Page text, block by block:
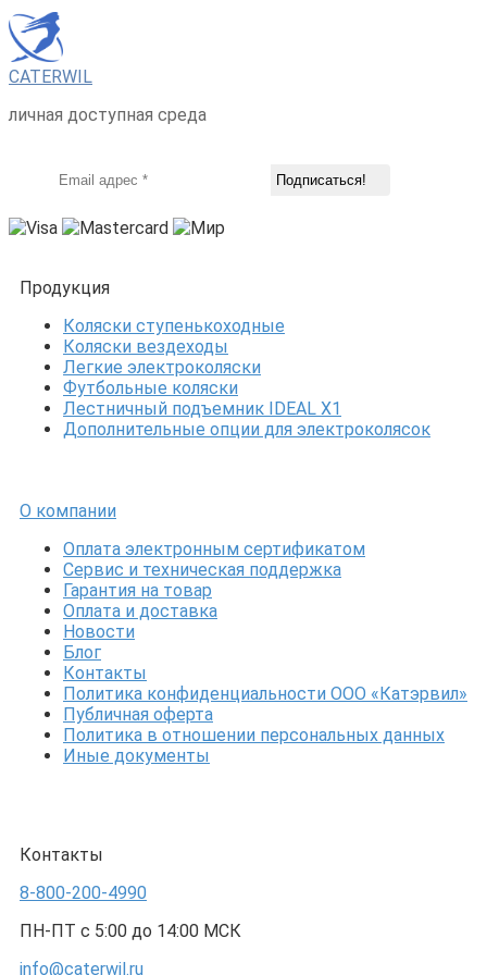
CATERWIL
личная доступная среда
Продукция
Коляски ступенькоходные
Коляски вездеходы
Легкие электроколяски
Футбольные коляски
Лестничный подъемник IDEAL X1
Дополнительные опции для электроколясок
О компании
Оплата электронным сертификатом
Сервис и техническая поддержка
Гарантия на товар
Оплата и доставка
Новости
Блог
Контакты
Политика конфиденциальности ООО «Катэрвил»
Публичная оферта
Политика в отношении персональных данных
Иные документы
Контакты
8-800-200-4990
ПН-ПТ с 5:00 до 14:00 МСК
info@caterwil.ru